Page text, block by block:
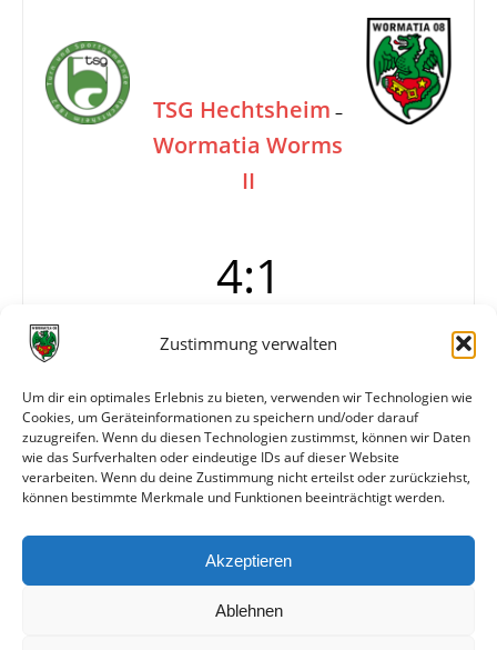
Zustimmung verwalten
Um dir ein optimales Erlebnis zu bieten, verwenden wir Technologien wie
Cookies, um Geräteinformationen zu speichern und/oder darauf
zuzugreifen. Wenn du diesen Technologien zustimmst, können wir Daten
wie das Surfverhalten oder eindeutige IDs auf dieser Website
verarbeiten. Wenn du deine Zustimmung nicht erteilst oder zurückziehst,
können bestimmte Merkmale und Funktionen beeinträchtigt werden.
Akzeptieren
Ablehnen
TSG Hechtsheim –
Wormatia Worms
II
4:1
1:0 Keim (35.)
2:1 Dieterich
3:1 Meinhard
4:1 Staab
Alle bisherigen Partien der beiden Mannschaften
anzeigen